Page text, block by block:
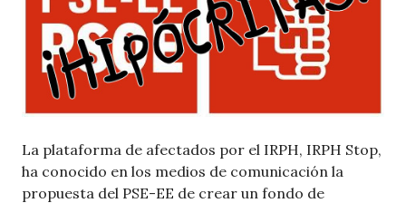
La plataforma de afectados por el IRPH, IRPH Stop,
ha conocido en los medios de comunicación la
propuesta del PSE-EE de crear un fondo de